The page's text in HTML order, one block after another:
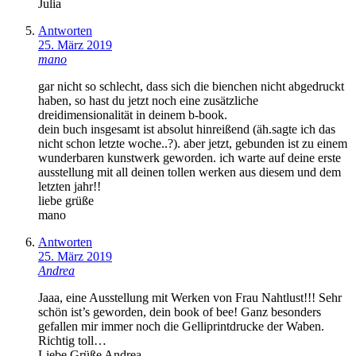
Julia
Antworten
25. März 2019
mano
gar nicht so schlecht, dass sich die bienchen nicht abgedruckt
haben, so hast du jetzt noch eine zusätzliche
dreidimensionalität in deinem b-book.
dein buch insgesamt ist absolut hinreißend (äh.sagte ich das
nicht schon letzte woche..?). aber jetzt, gebunden ist zu einem
wunderbaren kunstwerk geworden. ich warte auf deine erste
ausstellung mit all deinen tollen werken aus diesem und dem
letzten jahr!!
liebe grüße
mano
Antworten
25. März 2019
Andrea
Jaaa, eine Ausstellung mit Werken von Frau Nahtlust!!! Sehr
schön ist’s geworden, dein book of bee! Ganz besonders
gefallen mir immer noch die Gelliprintdrucke der Waben.
Richtig toll…